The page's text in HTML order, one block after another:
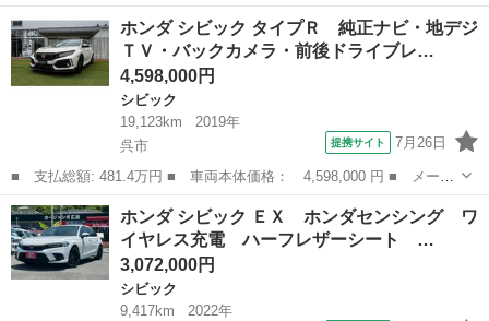
ー名： ホンダ ■ 車種名： シビック ■ グレード名： タイプ
Ｒ ６速ＭＴ ターボ ブレンボキャリパー ２０インチアルミ ナ
ビ バック...
広島 呉市 シビック
ホンダ シビック タイプＲ 純正ナビ・地デジ
ＴＶ・バックカメラ・前後ドライブレ…
4,598,000円
シビック
19,123km
2019年
呉市
提携サイト 7月26日
■ 支払総額: 481.4万円 ■ 車両本体価格： 4,598,000 円 ■ メーカ
ー名： ホンダ ■ 車種名： シビック ■ グレード名： タイプ
Ｒ 純正ナビ・地デジＴＶ・バックカメラ・前後ドライブレコーダ
ー・ＥＴＣ・...
広島 呉市 シビック
ホンダ シビック ＥＸ ホンダセンシング ワ
イヤレス充電 ハーフレザーシート …
3,072,000円
シビック
9,417km
2022年